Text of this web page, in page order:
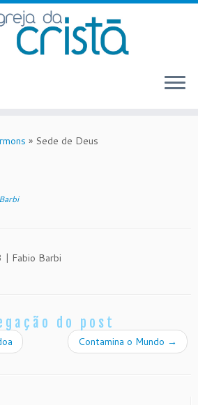
» Sede de Deus
Fabio Barbi
do post
Contamina o Mundo →